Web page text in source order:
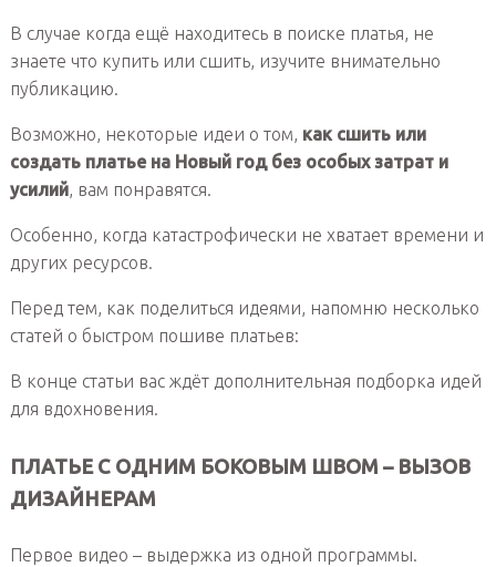
В случае когда ещё находитесь в поиске платья, не
знаете что купить или сшить, изучите внимательно
публикацию.
Возможно, некоторые идеи о том, как сшить или
создать платье на Новый год без особых затрат и
усилий, вам понравятся.
Особенно, когда катастрофически не хватает времени и
других ресурсов.
Перед тем, как поделиться идеями, напомню несколько
статей о быстром пошиве платьев:
В конце статьи вас ждёт дополнительная подборка идей
для вдохновения.
ПЛАТЬЕ С ОДНИМ БОКОВЫМ ШВОМ – ВЫЗОВ
ДИЗАЙНЕРАМ
Первое видео – выдержка из одной программы.